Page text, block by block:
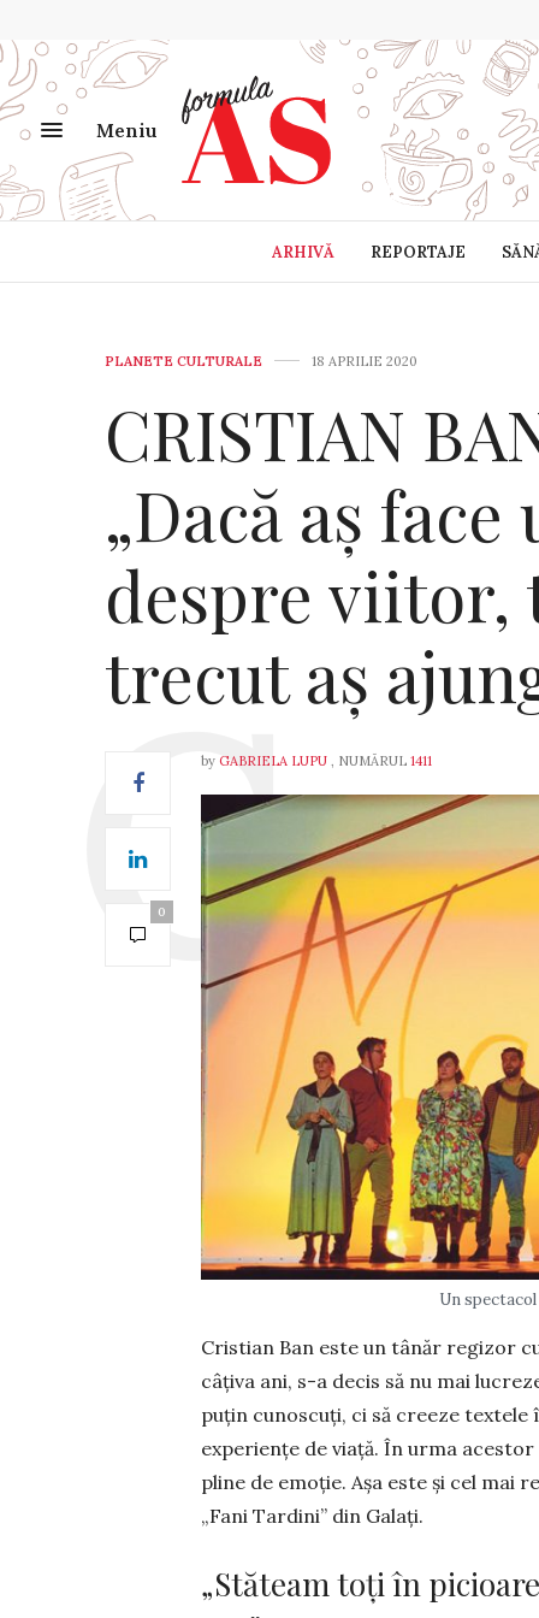
Meniu
ARHIVĂ REPORTAJE
PLANETE CULTURALE 18 APRILIE 2020
CRISTIAN
„Dacă aș
despre viitor,
trecut aș
0
by GABRIELA LUPU , NUMĂRUL 1411
Un
Cristian Ban este un tânăr regizor
câţiva ani, s-a decis să nu mai
puţin cunoscuţi, ci să creeze
experienţe de viaţă. În urma
pline de emoţie. Aşa este şi cel mai
„Fani Tardini” din Galaţi.
„Stăteam toți în